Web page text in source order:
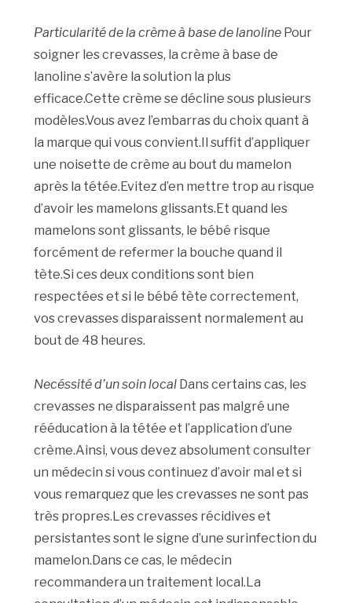
Particularité de la crème à base de lanoline Pour
soigner les crevasses, la crème à base de
lanoline s’avère la solution la plus
efficace.Cette crème se décline sous plusieurs
modèles.Vous avez l’embarras du choix quant à
la marque qui vous convient.Il suffit d’appliquer
une noisette de crème au bout du mamelon
après la tétée.Evitez d’en mettre trop au risque
d’avoir les mamelons glissants.Et quand les
mamelons sont glissants, le bébé risque
forcément de refermer la bouche quand il
tète.Si ces deux conditions sont bien
respectées et si le bébé tète correctement,
vos crevasses disparaissent normalement au
bout de 48 heures.
Necéssité d’un soin local Dans certains cas, les
crevasses ne disparaissent pas malgré une
rééducation à la tétée et l’application d’une
crème.Ainsi, vous devez absolument consulter
un médecin si vous continuez d’avoir mal et si
vous remarquez que les crevasses ne sont pas
très propres.Les crevasses récidives et
persistantes sont le signe d’une surinfection du
mamelon.Dans ce cas, le médecin
recommandera un traitement local.La